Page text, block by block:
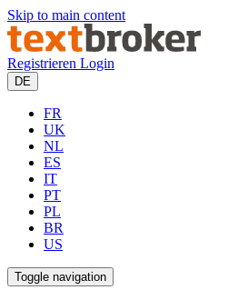
Skip to main content
Registrieren Login
DE
FR
UK
NL
ES
IT
PT
PL
BR
US
Toggle navigation